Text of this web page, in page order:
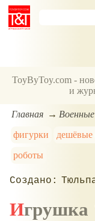
ToyByToy.com -
и
Главная
фигурки
роботы